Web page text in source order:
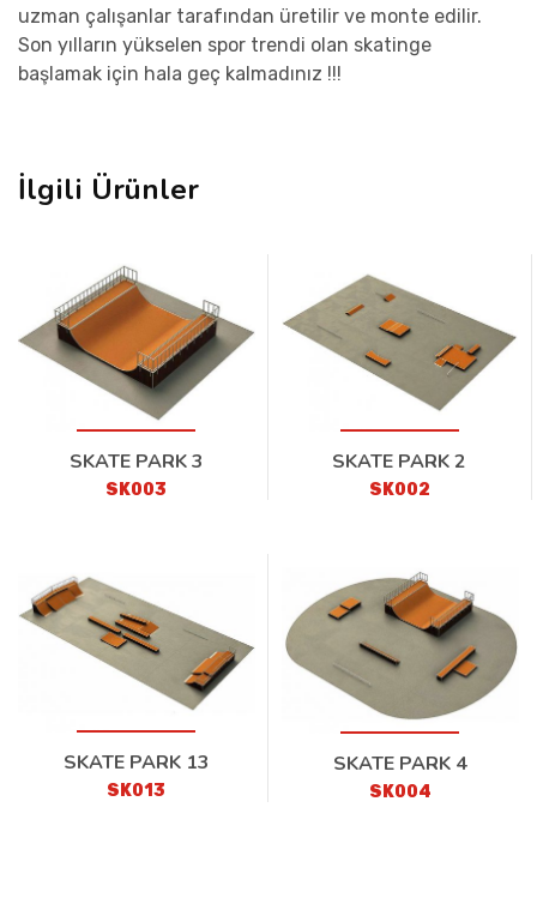
uzman çalışanlar tarafından üretilir ve monte edilir.
Son yılların yükselen spor trendi olan skatinge
başlamak için hala geç kalmadınız !!!
İlgili Ürünler
SKATE PARK 3
SK003
SKATE PARK 2
SK002
SKATE PARK 13
SK013
SKATE PARK 4
SK004